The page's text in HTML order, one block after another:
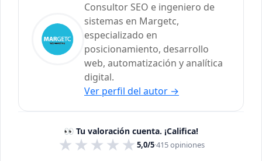
Consultor SEO e ingeniero de
sistemas en Margetc,
especializado en
posicionamiento, desarrollo
web, automatización y analítica
digital.
Ver perfil del autor →
👀 Tu valoración cuenta. ¡Califica!
★
★
★
★
★ 5,0/5·415opiniones